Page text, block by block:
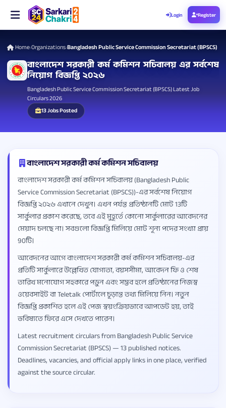
Login Register
Home›Organizations›Bangladesh Public Service Commission Secretariat (BPSCS)
বাংলাদেশ সরকারী কর্ম কমিশন সচিবালয় এর সর্বশেষ
নিয়োগ বিজ্ঞপ্তি ২০২৬
Bangladesh Public Service Commission Secretariat (BPSCS) Latest Job
Circulars 2026
13 Jobs Posted
বাংলাদেশ সরকারী কর্ম কমিশন সচিবালয়
বাংলাদেশ সরকারী কর্ম কমিশন সচিবালয় (Bangladesh Public
Service Commission Secretariat (BPSCS))-এর সর্বশেষ নিয়োগ
বিজ্ঞপ্তি ২০২৬ এখানে দেখুন। এখন পর্যন্ত প্রতিষ্ঠানটি মোট 13টি
সার্কুলার প্রকাশ করেছে, তবে এই মুহূর্তে কোনো সার্কুলারের আবেদনের
মেয়াদ চলছে না। সবগুলো বিজ্ঞপ্তি মিলিয়ে মোট শূন্য পদের সংখ্যা প্রায়
90টি।
আবেদনের আগে বাংলাদেশ সরকারী কর্ম কমিশন সচিবালয়-এর
প্রতিটি সার্কুলারে উল্লেখিত যোগ্যতা, বয়সসীমা, আবেদন ফি ও শেষ
তারিখ মনোযোগ সহকারে পড়ুন এবং সম্ভব হলে প্রতিষ্ঠানের নিজস্ব
ওয়েবসাইট বা Teletalk পোর্টালে চূড়ান্ত তথ্য মিলিয়ে নিন। নতুন
বিজ্ঞপ্তি প্রকাশিত হলে এই পেজ স্বয়ংক্রিয়ভাবে আপডেট হয়, তাই
ভবিষ্যতে ফিরে এসে দেখতে পারেন।
Latest recruitment circulars from Bangladesh Public Service
Commission Secretariat (BPSCS) — 13 published notices.
Deadlines, vacancies, and official apply links in one place, verified
against the source circular.